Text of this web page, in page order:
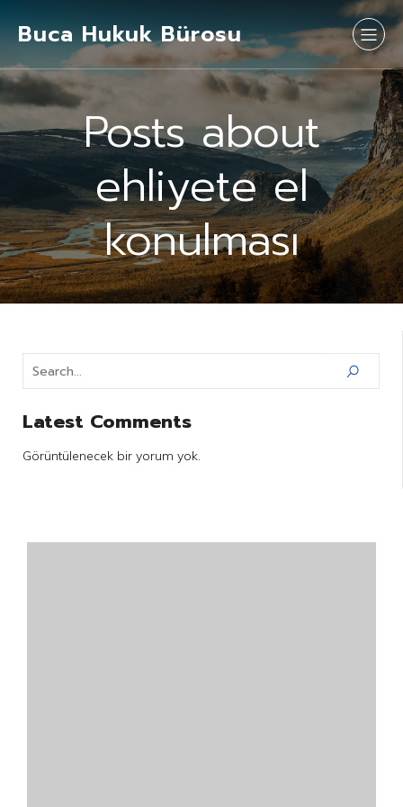
Buca Hukuk Bürosu
Posts about
ehliyete el
konulması
Latest Comments
Görüntülenecek bir yorum yok.